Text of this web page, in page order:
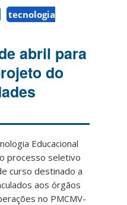
tecnologia
abril para
do
Educacional
processo seletivo
curso destinado a
aos órgãos
no PMCMV-